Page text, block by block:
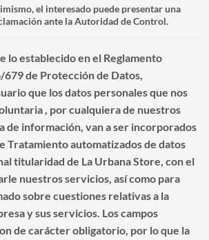
el interesado puede presentar una
ante la Autoridad de Control.
lo establecido en el Reglamento
679 de Protección de Datos,
que los datos personales que nos
, por cualquiera de nuestros
de información, van a ser incorporados
Tratamiento automatizados de datos
titularidad de La Urbana Store, con el
nuestros servicios, así como para
sobre cuestiones relativas a la
y sus servicios. Los campos
de carácter obligatorio, por lo que la